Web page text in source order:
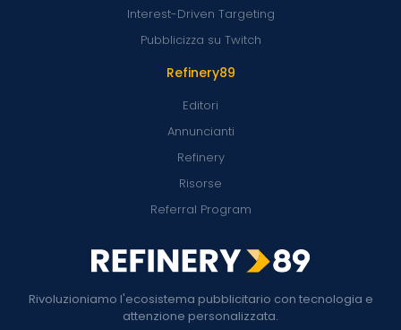
Rivoluzioniamo l'ecosistema pubblicitario con tecnologia e
attenzione personalizzata.
Refinery89
Editori
Annuncianti
Refinery
Risorse
Referral Program
Interest-Driven Targeting
Pubblicizza su Twitch